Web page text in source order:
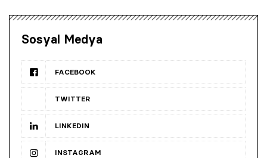
Sosyal Medya
FACEBOOK
TWITTER
LINKEDIN
INSTAGRAM